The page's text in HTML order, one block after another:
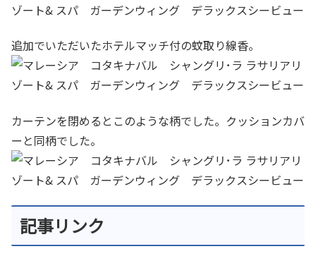
追加でいただいたホテルマッチ付の蚊取り線香。
カーテンを閉めるとこのような柄でした。クッションカバ
ーと同柄でした。
記事リンク